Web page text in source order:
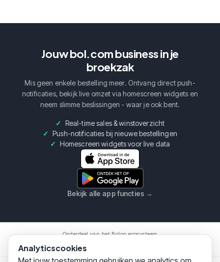
Jouw bol.com business in je
broekzak
Mis geen enkele bestelling meer. Ontvang direct push-
notificaties, bekijk live omzet via homescreen widgets en
neem slimme beslissingen - waar je ook bent.
Real-time sales & winstoverzicht
Push-notificaties bij nieuwe bestellingen
Homescreen widgets voor live data
Bekijk alle app functies →
Onderdeel van het Boloo ecosysteem
Analyticscookies